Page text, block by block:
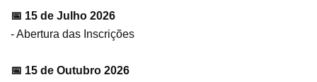
📅 15 de Julho 2026
- Abertura das Inscrições
📅 15 de Outubro 2026